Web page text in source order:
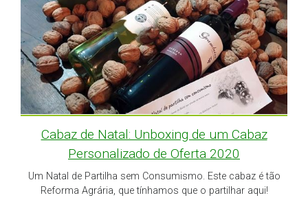
Cabaz de Natal: Unboxing de um Cabaz
Personalizado de Oferta 2020
Um Natal de Partilha sem Consumismo. Este cabaz é tão
Reforma Agrária, que tínhamos que o partilhar aqui!